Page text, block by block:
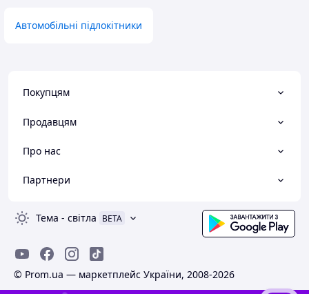
Автомобільні підлокітники
Покупцям
Продавцям
Про нас
Партнери
Тема - світла BETA
© Prom.ua — маркетплейс України, 2008-2026